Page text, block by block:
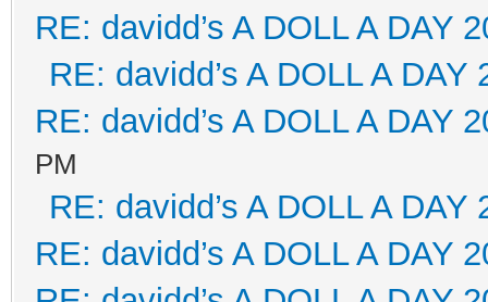
RE: davidd’s A DOLL A DAY
RE: davidd’s A DOLL A DAY
RE: davidd’s A DOLL A DAY
PM
RE: davidd’s A DOLL A DAY
RE: davidd’s A DOLL A DAY